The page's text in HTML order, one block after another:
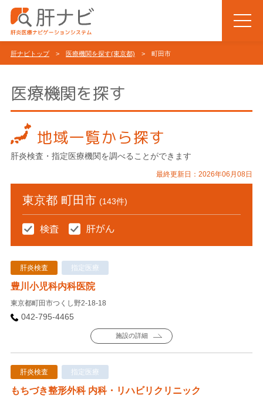
肝ナビトップ> 医療機関を探す(東京都) > 町田市
医療機関を探す
地域一覧から探す
肝炎検査・指定医療機関を調べることができます
最終更新日：2026年06月08日
東京都 町田市 (143件)
肝炎検査 指定医療
豊川小児科内科医院
東京都町田市つくし野2-18-18
042-795-4465
施設の詳細
肝炎検査 指定医療
もちづき整形外科 内科・リハビリクリニック